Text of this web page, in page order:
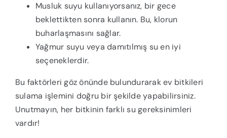
Musluk suyu kullanıyorsanız, bir gece
beklettikten sonra kullanın. Bu, klorun
buharlaşmasını sağlar.
Yağmur suyu veya damıtılmış su en iyi
seçeneklerdir.
Bu faktörleri göz önünde bulundurarak ev bitkileri
sulama işlemini doğru bir şekilde yapabilirsiniz.
Unutmayın, her bitkinin farklı su gereksinimleri
vardır!